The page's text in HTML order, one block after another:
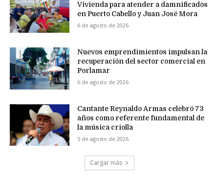
Vivienda para atender a damnificados
en Puerto Cabello y Juan José Mora
6 de agosto de 2026
Nuevos emprendimientos impulsan la
recuperación del sector comercial en
Porlamar
6 de agosto de 2026
Cantante Reynaldo Armas celebró 73
años como referente fundamental de
la música criolla
5 de agosto de 2026
Cargar más